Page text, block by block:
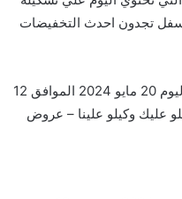
تجدون احدث التخفيضات
وتشمل عروض العثيم بصفحة واحدة اليوم 20 مايو 2024 الموافق 12
& كيلو عليك وكيلو علينا – عروض